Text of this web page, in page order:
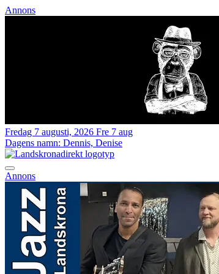
Annons
Fredag 7 augusti, 2026 Fre 7 aug
Dagens namn: Dennis, Denise
Annons